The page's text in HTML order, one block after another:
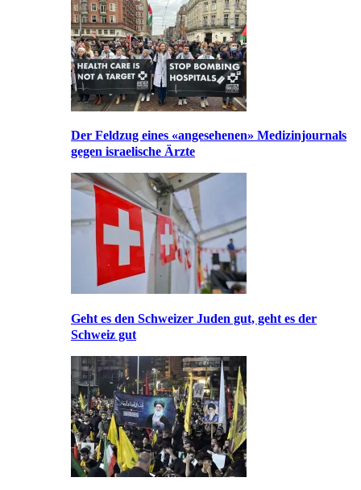
Der Feldzug eines «angesehenen» Medizinjournals
gegen israelische Ärzte
Geht es den Schweizer Juden gut, geht es der
Schweiz gut